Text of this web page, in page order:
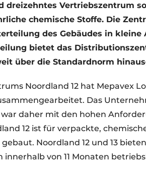
dreizehntes Vertriebszentrum
chemische Stoffe. Die
des Gebäudes in
bietet das
über die Standardnorm
Noordland 12 hat Mepavex
Das
daher mit den hohen
12 ist für verpackte,
Noordland 12 und 13
von 11 Monaten